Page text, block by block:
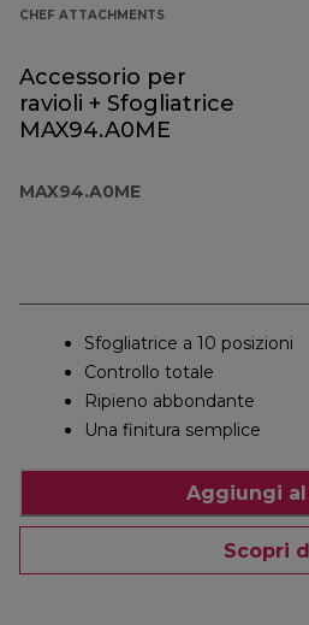
CHEF ATTACHMENTS
Accessorio per
ravioli + Sfogliatrice
MAX94.A0ME
MAX94.A0ME
Sfogliatrice a 10 posizioni
Controllo totale
Ripieno abbondante
Una finitura semplice
Aggiungi
Scopri